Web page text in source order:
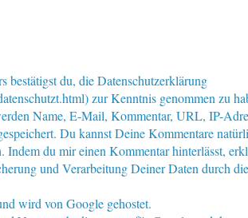
bestätigst du, die Datenschutzerklärung
zur Kenntnis genommen zu
Name, E-Mail, Kommentar, URL, IP-
Du kannst Deine Kommentare
Indem du mir einen Kommentar hinterlässt,
und Verarbeitung Deiner Daten durch
wird von Google gehostet.